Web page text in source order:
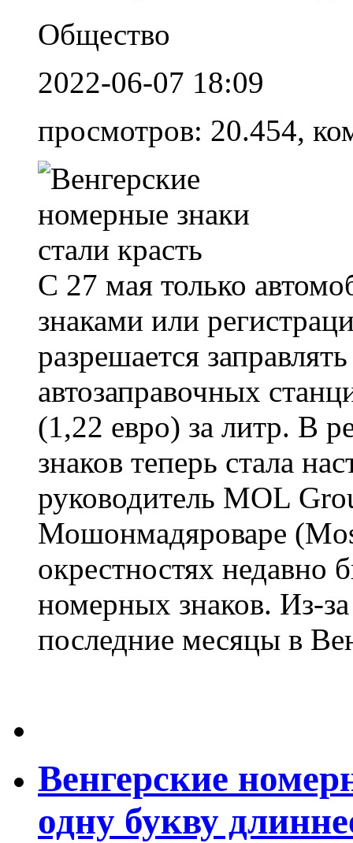
Общество
2022-06-07 18:09
просмотров: 20.454,
С 27 мая только
знаками или
разрешается
автозаправочных
(1,22 евро) за литр. В
знаков теперь стала
руководитель MOL
Мошонмадяроваре
окрестностях недавно
номерных знаков. Из-
последние месяцы в
Венгерские
одну букву